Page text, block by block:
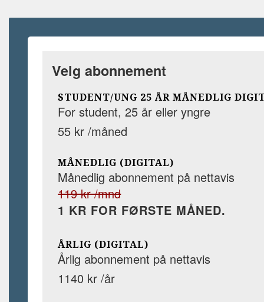
Velg abonnement
STUDENT/UNG 25 ÅR MÅNEDLIG
For student, 25 år eller yngre
55 kr /måned
MÅNEDLIG (DIGITAL)
Månedlig abonnement på nettavis
119 kr /mnd
1 KR FOR FØRSTE MÅNED.
ÅRLIG (DIGITAL)
Årlig abonnement på nettavis
1140 kr /år